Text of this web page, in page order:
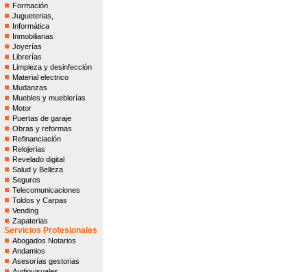
Formación
Jugueterias,
Informática
Inmobiliarias
Joyerías
Librerías
Limpieza y desinfección
Material electrico
Mudanzas
Muebles y mueblerías
Motor
Puertas de garaje
Obras y reformas
Refinanciación
Relojerias
Revelado digital
Salud y Belleza
Seguros
Telecomunicaciones
Toldos y Carpas
Vending
Zapaterias
Servicios Profesionales
Abogados Notarios
Andamios
Asesorías gestorias